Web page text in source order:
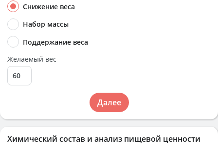
Химический состав и анализ пищевой ценности
Снижение веса
Набор массы
Поддержание веса
Желаемый вес
Далее